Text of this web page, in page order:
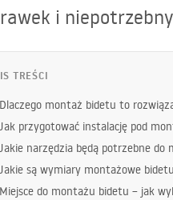
i
TREŚCI
Dlaczego montaż bidetu to
Jak przygotować instalację pod
Jakie narzędzia będą potrzebne do
Jakie są wymiary montażowe
Miejsce do montażu bidetu – jak